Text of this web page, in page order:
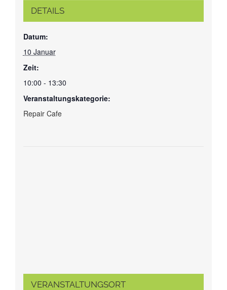
DETAILS
Datum:
10 Januar
Zeit:
10:00 - 13:30
Veranstaltungskategorie:
Repair Cafe
VERANSTALTUNGSORT